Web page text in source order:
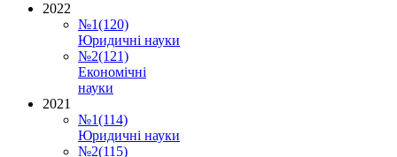
2022
№1(120)
Юридичні науки
№2(121)
Економічні
науки
2021
№1(114)
Юридичні науки
№2(115)